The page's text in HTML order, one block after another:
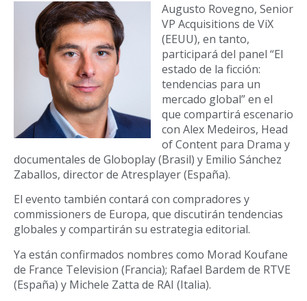
Augusto Rovegno, Senior
VP Acquisitions de ViX
(EEUU), en tanto,
participará del panel “El
estado de la ficción:
tendencias para un
mercado global” en el
que compartirá escenario
con Alex Medeiros, Head
of Content para Drama y
documentales de Globoplay (Brasil) y Emilio Sánchez
Zaballos, director de Atresplayer (España).
El evento también contará con compradores y
commissioners de Europa, que discutirán tendencias
globales y compartirán su estrategia editorial.
Ya están confirmados nombres como Morad Koufane
de France Television (Francia); Rafael Bardem de RTVE
(España) y Michele Zatta de RAI (Italia).